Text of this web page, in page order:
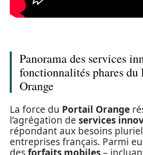
Panorama des services
fonctionnalités phares du
Orange
La force du Portail Orange
l’agrégation de services
répondant aux besoins
entreprises français. Parmi